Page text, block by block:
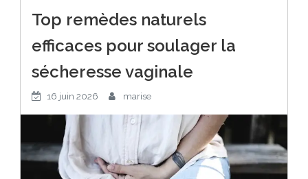
Top remèdes naturels
efficaces pour soulager la
sécheresse vaginale
16 juin 2026 marise